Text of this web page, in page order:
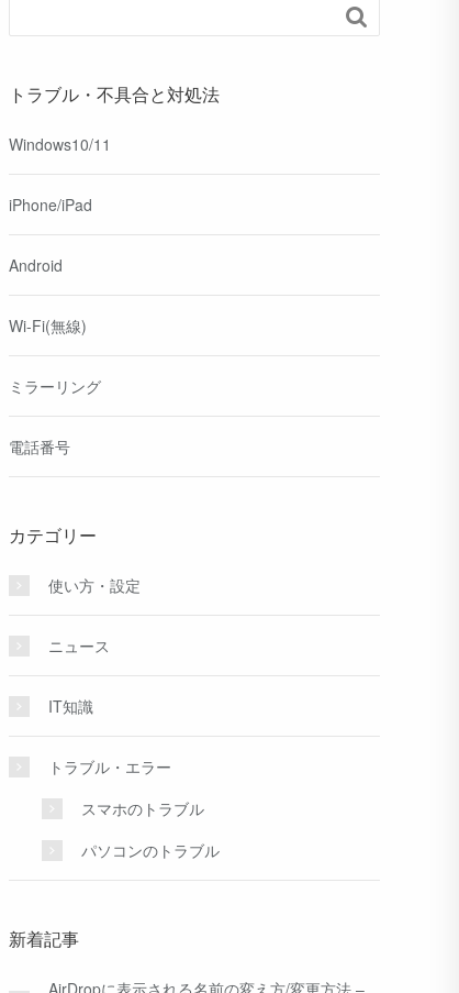

トラブル・不具合と対処法
Windows10/11
iPhone/iPad
Android
Wi-Fi(無線)
ミラーリング
電話番号
カテゴリー
使い方・設定
ニュース
IT知識
トラブル・エラー
スマホのトラブル
パソコンのトラブル
新着記事
AirDropに表示される名前の変え方/変更方法 –